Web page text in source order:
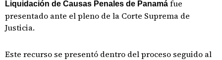
Liquidación de Causas Penales de Panamá fue
presentado ante el pleno de la Corte Suprema de
Justicia.
Este recurso se presentó dentro del proceso seguido al